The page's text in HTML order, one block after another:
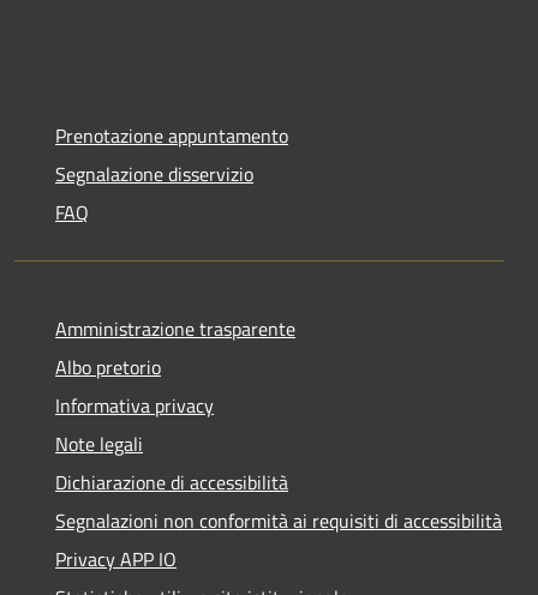
Prenotazione appuntamento
Segnalazione disservizio
FAQ
Amministrazione trasparente
Albo pretorio
Informativa privacy
Note legali
Dichiarazione di accessibilità
Segnalazioni non conformità ai requisiti di accessibilità
Privacy APP IO